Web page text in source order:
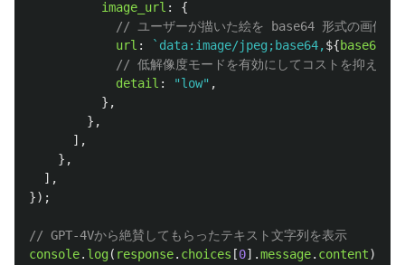
image_url :
{
// ユーザーが描いた絵を base64 形式の画像と
url : `data:image/jpeg;base64,${
// 低解像度モードを有効にしてコストを抑える
detail : "low" ,
},
},
],
},
],
});
// GPT-4Vから絶賛してもらったテキスト文字列を表示
console. log( response. choices [0].message. content);